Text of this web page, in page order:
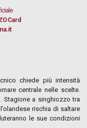
Card
chiede più intensità
centrale nelle scelte.
Stagione a singhiozzo tra
rischia di saltare
le sue condizioni